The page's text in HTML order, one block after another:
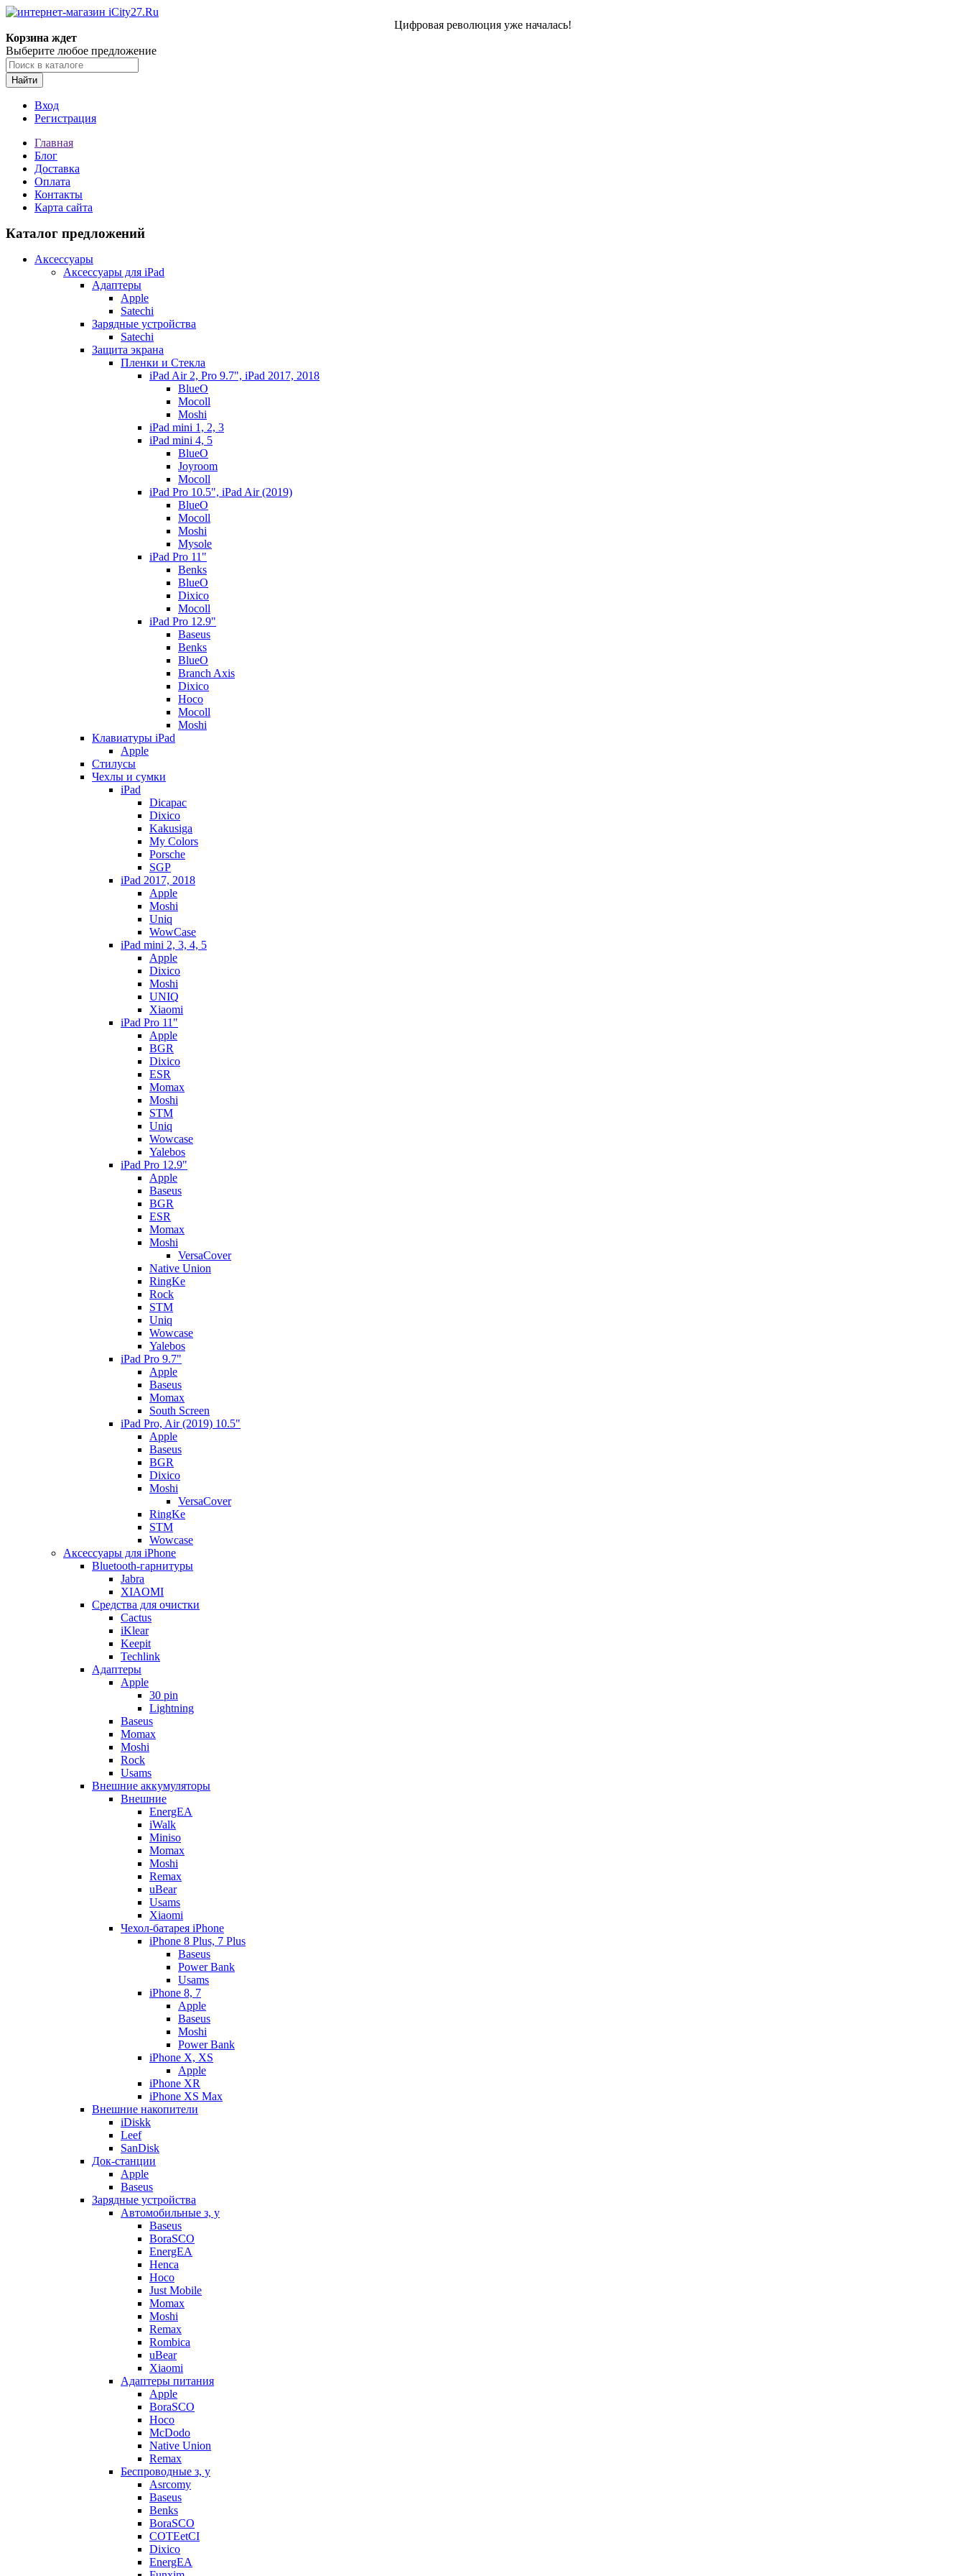
Цифровая революция уже началась!
Корзина ждет
Выберите любое предложение
Найти
Вход
Регистрация
Главная
Блог
Доставка
Оплата
Контакты
Карта сайта
Каталог предложений
Аксессуары
Аксессуары для iPad
Адаптеры
Apple
Satechi
Зарядные устройства
Satechi
Защита экрана
Пленки и Стекла
iPad Air 2, Pro 9.7", iPad 2017, 2018
BlueO
Mocoll
Moshi
iPad mini 1, 2, 3
iPad mini 4, 5
BlueO
Joyroom
Mocoll
iPad Pro 10.5", iPad Air (2019)
BlueO
Mocoll
Moshi
Mysole
iPad Pro 11"
Benks
BlueO
Dixico
Mocoll
iPad Pro 12.9"
Baseus
Benks
BlueO
Branch Axis
Dixico
Hoco
Mocoll
Moshi
Клавиатуры iPad
Apple
Стилусы
Чехлы и сумки
iPad
Dicapac
Dixico
Kakusiga
My Colors
Porsche
SGP
iPad 2017, 2018
Apple
Moshi
Uniq
WowCase
iPad mini 2, 3, 4, 5
Apple
Dixico
Moshi
UNIQ
Xiaomi
iPad Pro 11"
Apple
BGR
Dixico
ESR
Momax
Moshi
STM
Uniq
Wowcase
Yalebos
iPad Pro 12.9"
Apple
Baseus
BGR
ESR
Momax
Moshi
VersaCover
Native Union
RingKe
Rock
STM
Uniq
Wowcase
Yalebos
iPad Pro 9.7"
Apple
Baseus
Momax
South Screen
iPad Pro, Air (2019) 10.5"
Apple
Baseus
BGR
Dixico
Moshi
VersaCover
RingKe
STM
Wowcase
Аксессуары для iPhone
Bluetooth-гарнитуры
Jabra
XIAOMI
Cредства для очистки
Cactus
iKlear
Keepit
Techlink
Адаптеры
Apple
30 pin
Lightning
Baseus
Momax
Moshi
Rock
Usams
Внешние аккумуляторы
Внешние
EnergEA
iWalk
Miniso
Momax
Moshi
Remax
uBear
Usams
Xiaomi
Чехол-батарея iPhone
iPhone 8 Plus, 7 Plus
Baseus
Power Bank
Usams
iPhone 8, 7
Apple
Baseus
Moshi
Power Bank
iPhone X, XS
Apple
iPhone XR
iPhone XS Max
Внешние накопители
iDiskk
Leef
SanDisk
Док-станции
Apple
Baseus
Зарядные устройства
Автомобильные з, у
Baseus
BoraSCO
EnergEA
Henca
Hoco
Just Mobile
Momax
Moshi
Remax
Rombica
uBear
Xiaomi
Адаптеры питания
Apple
BoraSCO
Hoco
McDodo
Native Union
Remax
Беспроводные з, у
Asrcomy
Baseus
Benks
BoraSCO
COTEetCI
Dixico
EnergEA